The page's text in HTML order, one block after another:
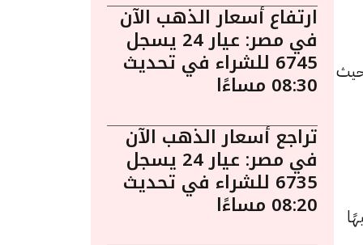
مايو الساعة 5:05 مساءً. حيث
جنيهًا للبيع و 7715 جنيهًا
ارتفاع أسعار الذهب الآن
في مصر: عيار 24 يسجل
6745 للشراء في تحديث
08:30 مساءًا
تراجع أسعار الذهب الآن
في مصر: عيار 24 يسجل
6735 للشراء في تحديث
08:20 مساءًا